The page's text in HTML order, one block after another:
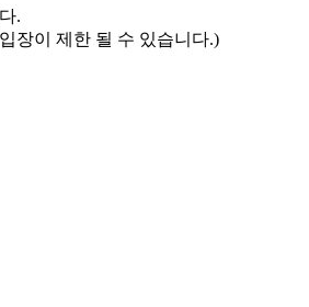
.
장이 제한 될 수 있습니다.)